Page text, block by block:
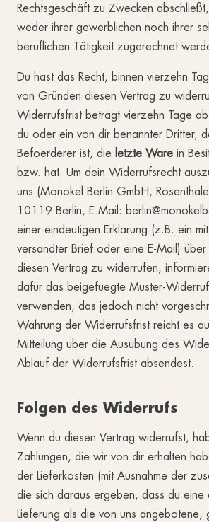
Rechtsgeschäft zu Zwecken
weder ihrer gewerblichen noch ihrer
beruflichen Tätigkeit zugerechnet
Du hast das Recht, binnen vierzehn
von Gründen diesen Vertrag zu
Widerrufsfrist beträgt vierzehn Tage
du oder ein von dir benannter Dritter,
Befoerderer ist, die letzte Ware in
bzw. hat. Um dein Widerrufsrecht
uns (Monokel Berlin GmbH,
10119 Berlin, E-Mail:
einer eindeutigen Erklärung (z.B. ein
versandter Brief oder eine E-Mail) über
diesen Vertrag zu widerrufen,
dafür das beigefuegte Muster-
verwenden, das jedoch nicht
Wahrung der Widerrufsfrist reicht es
Mitteilung über die Ausübung des
Ablauf der Widerrufsfrist absendest.
Folgen des Widerrufs
Wenn du diesen Vertrag widerrufst,
Zahlungen, die wir von dir erhalten
der Lieferkosten (mit Ausnahme der
die sich daraus ergeben, dass du
Lieferung als die von uns angebotene,